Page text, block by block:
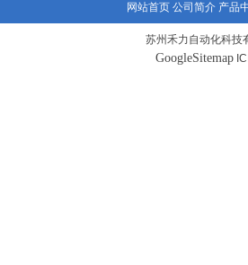
网站首页 公司简介 产品
苏州禾力自动化科技
GoogleSitemap